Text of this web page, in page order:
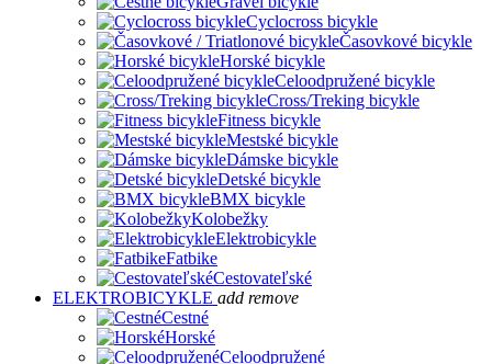
Cyclocross bicykle
Časovkové bicykle
Horské bicykle
Celoodpružené bicykle
Cross/Treking bicykle
Fitness bicykle
Mestské bicykle
Dámske bicykle
Detské bicykle
BMX bicykle
Kolobežky
Elektrobicykle
Fatbike
Cestovateľské
ELEKTROBICYKLE add remove
Cestné
Horské
Celoodpružené